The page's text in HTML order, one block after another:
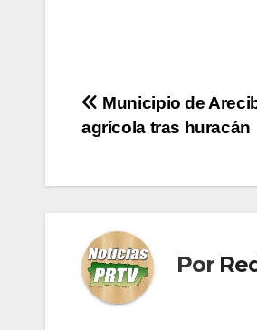
Navegación
de
entradas
Municipio de
agrícola tras huracán
Por